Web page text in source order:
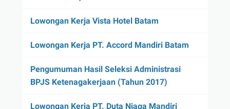
Lowongan Kerja Vista Hotel Batam
Lowongan Kerja PT. Accord Mandiri Batam
Pengumuman Hasil Seleksi Administrasi
BPJS Ketenagakerjaan (Tahun 2017)
Lowongan Kerja PT. Duta Niaga Mandiri